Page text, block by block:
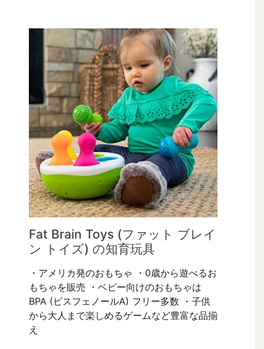
Fat Brain Toys (ファット ブレイ
ン トイズ) の知育玩具
・アメリカ発のおもちゃ ・0歳から遊べるお
もちゃを販売 ・ベビー向けのおもちゃは
BPA (ビスフェノールA) フリー多数 ・子供
から大人まで楽しめるゲームなど豊富な品揃
え